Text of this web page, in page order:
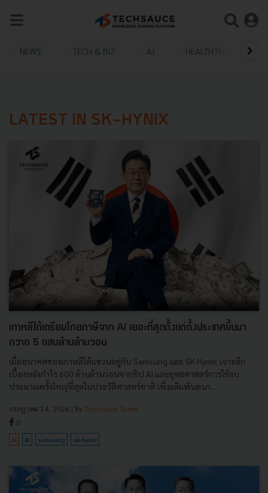
NEWS TECH & BIZ AI HEALTHTECH
LATEST IN SK-HYNIX
เกาหลีใต้เตรียมโกยภาษีจาก AI เยอะที่สุดตั้งแต่ตั้งประเทศขึ้นมา
กวาด 5 แสนล้านล้านวอน
เมื่ออนาคตของเกาหลีใต้แขวนอยู่กับ Samsung และ SK Hynix: เจาะลึก
เบื้องหลังกำไร 600 ล้านล้านวอนจากชิป AI และยุทธศาสตร์การใช้งบ
ประมาณครั้งใหญ่ที่สุดในประวัติศาสตร์ชาติ เพื่อเดิมพันอนา...
กรกฎาคม 14, 2026 | By Techsauce Team
0
AI AI samsung sk-hynix